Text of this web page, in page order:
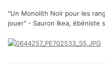
"Un Monolith Noir pour les
jouer" - Sauron Ikea, ébéniste